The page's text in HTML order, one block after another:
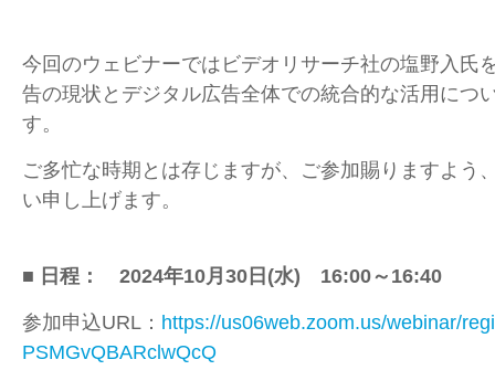
今回のウェビナーではビデオリサーチ社の塩野入氏
告の現状とデジタル広告全体での統合的な活用につ
す。
ご多忙な時期とは存じますが、ご参加賜りますよう
い申し上げます。
■ 日程： 2024年10月30日 (水) 16:00～16:40
参加申込URL： https://us06web.zoom.us/webinar/
PSMGvQBARclwQcQ